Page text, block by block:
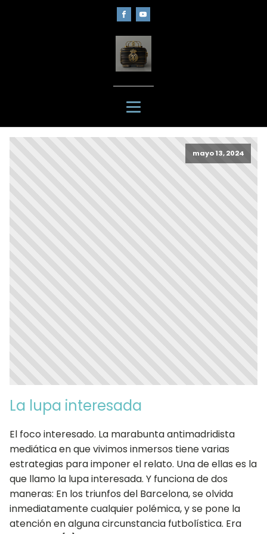
mayo 13, 2024
La lupa interesada
El foco interesado. La marabunta antimadridista
mediática en que vivimos inmersos tiene varias
estrategias para imponer el relato. Una de ellas es la
que llamo la lupa interesada. Y funciona de dos
maneras: En los triunfos del Barcelona, se olvida
inmediatamente cualquier polémica, y se pone la
atención en alguna circunstancia futbolística. Era